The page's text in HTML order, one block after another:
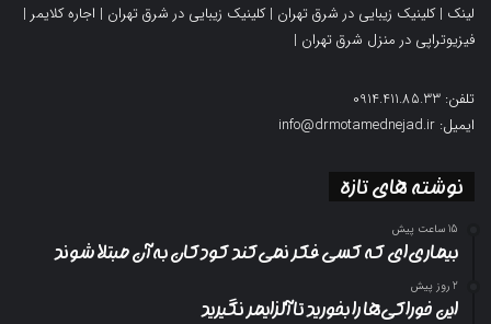
لینک |کلینیک زیبایی در شرق تهران |کلینیک زیبایی در شرق تهران | اجاره کلایمر |
فیزیوتراپی در منزل شرق تهران |
تلفن: 0914.411.85.33
ایمیل: info@drmotamednejad.ir
نوشته های تازه
15 ساعت پیش
بیماری‌ای که کسی فکر نمی‌کند کودکان به آن مبتلا شوند
2 روز پیش
این خوراکی‌ها را بخورید تا آلزایمر نگیرید